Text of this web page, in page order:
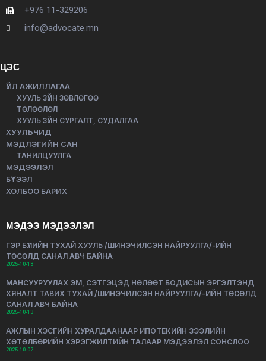
+976 11-329206
info@advocate.mn
ЦЭС
ҮЙЛ АЖИЛЛАГАА
ХУУЛЬ ЗҮЙН ЗӨВЛӨГӨӨ
ТӨЛӨӨЛӨЛ
ХУУЛЬ ЗҮЙН СУРГАЛТ, СУДАЛГАА
ХУУЛЬЧИД
МЭДЛЭГИЙН САН
ТАНИЛЦУУЛГА
МЭДЭЭЛЭЛ
БҮТЭЭЛ
ХОЛБОО БАРИХ
МЭДЭЭ МЭДЭЭЛЭЛ
ГЭР БҮЛИЙН ТУХАЙ ХУУЛЬ /ШИНЭЧИЛСЭН НАЙРУУЛГА/-ИЙН
ТӨСӨЛД САНАЛ АВЧ БАЙНА
2025-10-13
МАНСУУРУУЛАХ ЭМ, СЭТГЭЦЭД НӨЛӨӨТ БОДИСЫН ЭРГЭЛТЭНД
ХЯНАЛТ ТАВИХ ТУХАЙ /ШИНЭЧИЛСЭН НАЙРУУЛГА/-ИЙН ТӨСӨЛД
САНАЛ АВЧ БАЙНА
2025-10-13
АЖЛЫН ХЭСГИЙН ХУРАЛДААНААР ИПОТЕКИЙН ЗЭЭЛИЙН
ХӨТӨЛБӨРИЙН ХЭРЭГЖИЛТИЙН ТАЛААР МЭДЭЭЛЭЛ СОНСЛОО
2025-10-02